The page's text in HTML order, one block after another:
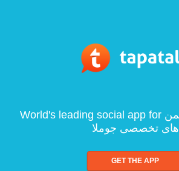
World's leading social app for پارس جوم :: انجمن
های تخصصی جوملا
GET THE APP